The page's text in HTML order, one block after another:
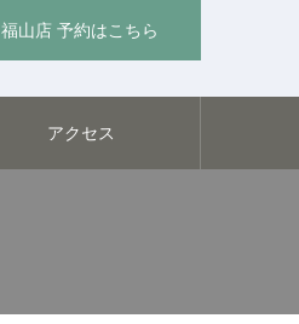
福山店 予約はこちら
アクセス